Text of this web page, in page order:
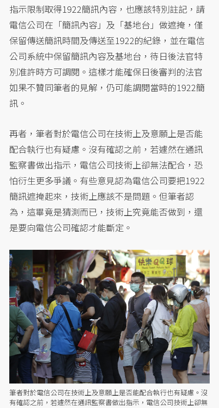
指示限制取得1922簡訊內容，也應該特別註記，請
電信公司在「簡訊內容」及「基地台」做遮掩，僅
保留傳送簡訊時間及傳送至1922的紀錄，並在電信
公司系統中保留簡訊內容及基地台，待日後法官特
別准許時方可調閱。這樣才能確保日後審判的法官
如果不贊同筆者的見解，仍可能調閱當時的1922簡
訊。
再者，筆者對於電信公司在技術上及意願上是否能
配合執行也有疑慮。沒有確認之前，若遽然在通訊
監察書做出指示，電信公司技術上卻無法配合，恐
怕衍生更多爭議。有些意見認為電信公司要把1922
簡訊遮掩起來，技術上應該不是問題。但筆者認
為，這畢竟是猜測而已，技術上究竟能否做到，還
是要向電信公司確認才能斷定。
筆者對於電信公司在技術上及意願上是否能配合執行也有疑慮。沒
有確認之前，若遽然在通訊監察書做出指示，電信公司技術上卻無